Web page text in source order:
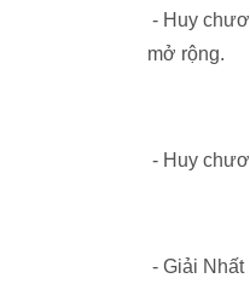
- Huy
mở rộng.
- Huy
- Giải Nhất